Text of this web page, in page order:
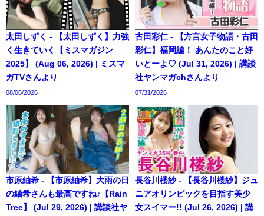
太田しずく - 【太田しずく】力強
く生きていく【ミスマガジン
2025】 (Aug 06, 2026) | ミスマ
ガTVさんより
08/06/2026
古田彩仁 - 【方言女子物語・古田
彩仁】福岡編！ あんたのこと好
いとーよ♡ (Jul 31, 2026) | 講談
社ヤンマガchさんより
07/31/2026
市原紬希 - 【市原紬希】大雨の日
の紬希さんも最高ですね♪【Rain
Tree】 (Jul 29, 2026) | 講談社ヤ
長谷川楼紗 - 【長谷川楼紗】ジュ
ニアオリンピックを目指す美少
女スイマー!! (Jul 26, 2026) | 講